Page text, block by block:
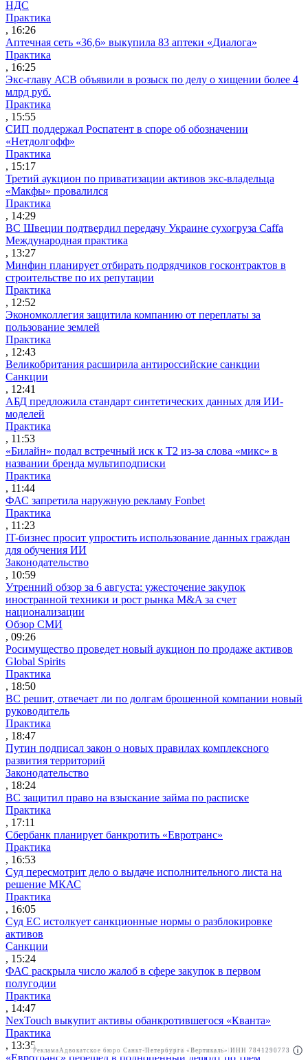
РекламаООО "Право.ру" ИНН: 7704835288
НДС
Практика
, 16:26
Аптечная сеть «36,6» выкупила 83 аптеки «Диалога»
Практика
, 16:25
Экс-главу АСВ объявили в розыск по делу о хищении более 4
млрд руб.
Практика
, 15:55
СИП поддержал Роспатент в споре об обозначении
«Нетдолгофф»
Практика
, 15:17
Третий аукцион по приватизации активов экс-владельца
«Макфы» провалился
Практика
, 14:29
ВС Швеции подтвердил передачу Украине сухогруза Caffa
Международная практика
, 13:27
Минфин планирует отбирать подрядчиков госконтрактов в
строительстве по их репутации
Практика
, 12:52
Экономколлегия защитила компанию от переплаты за
пользование землей
Практика
, 12:43
Великобритания расширила антироссийские санкции
Санкции
, 12:41
АБД предложила стандарт синтетических данных для ИИ-
моделей
Практика
, 11:53
«Билайн» подал встречный иск к Т2 из-за слова «микс» в
названии бренда мультиподписки
Практика
, 11:44
ФАС запретила наружную рекламу Fonbet
Практика
, 11:23
IT-бизнес просит упростить использование данных граждан
для обучения ИИ
Законодательство
, 10:59
Утренний обзор за 6 августа: ужесточение закупок
иностранной техники и рост рынка M&A за счет
национализации
Обзор СМИ
, 09:26
Росимущество проведет новый аукцион по продаже активов
Global Spirits
Практика
, 18:50
ВС решит, отвечает ли по долгам брошенной компании новый
руководитель
Практика
, 18:47
Путин подписал закон о новых правилах комплексного
развития территорий
Законодательство
, 18:24
ВС защитил право на взыскание займа по расписке
Практика
, 17:11
Сбербанк планирует банкротить «Евротранс»
Практика
, 16:53
Суд пересмотрит дело о выдаче исполнительного листа на
решение МКАС
Практика
, 16:05
Суд ЕС истолкует санкционные нормы о разблокировке
активов
Санкции
, 15:24
ФАС раскрыла число жалоб в сфере закупок в первом
полугодии
Практика
, 14:47
NexTouch выкупит активы обанкротившегося «Кванта»
Практика
, 13:35
«Евротранс» перешел в полноценный дефолт по трем
Реклама Адвокатское бюро Санкт-Петербурга «Вертикаль» ИНН 7841290773